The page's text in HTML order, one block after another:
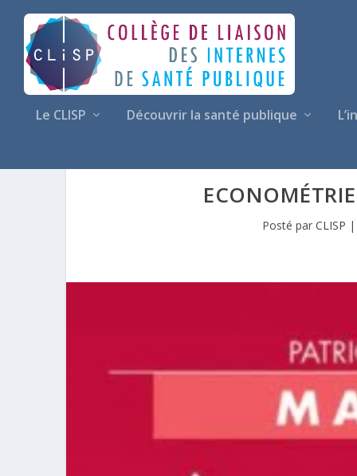
Le CLISP Découvrir la santé publique
Posté parCLISP